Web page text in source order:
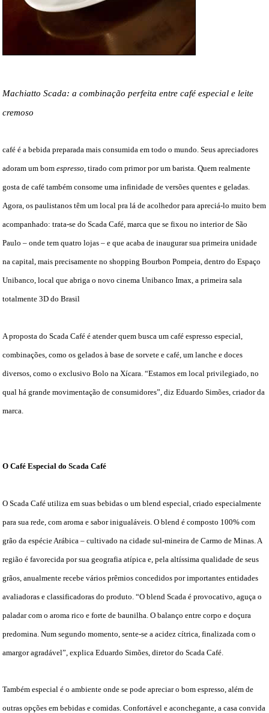
Machiatto Scada: a combinação perfeita entre café especial e leite
cremoso
café é a bebida preparada mais consumida em todo o mundo. Seus apreciadores
adoram um bomespresso , tirado com primor por um barista. Quem realmente
gosta de café também consome uma infinidade de versões quentes e geladas.
Agora, os paulistanos têm um local pra lá de acolhedor para apreciá-lo muito bem
acompanhado: trata-se do Scada Café, marca que se fixou no interior de São
Paulo – onde tem quatro lojas – e que acaba de inaugurar sua primeira unidade
na capital, mais precisamente no shopping Bourbon Pompeia, dentro do Espaço
Unibanco, local que abriga o novo cinema Unibanco Imax, a primeira sala
totalmente 3D do Brasil
A proposta do Scada Café é atender quem busca um café espresso especial,
combinações, como os gelados à base de sorvete e café, um lanche e doces
diversos, como o exclusivo Bolo na Xícara. “Estamos em local privilegiado, no
qual há grande movimentação de consumidores”, diz Eduardo Simões, criador da
marca.
O Café Especial do Scada Café
O Scada Café utiliza em suas bebidas o um blend especial, criado especialmente
para sua rede, com aroma e sabor inigualáveis. O blend é composto 100% com
grão da espécie Arábica – cultivado na cidade sul-mineira de Carmo de Minas. A
região é favorecida por sua geografia atípica e, pela altíssima qualidade de seus
grãos, anualmente recebe vários prêmios concedidos por importantes entidades
avaliadoras e classificadoras do produto. “O blend Scada é provocativo, aguça o
paladar com o aroma rico e forte de baunilha. O balanço entre corpo e doçura
predomina. Num segundo momento, sente-se a acidez cítrica, finalizada com o
amargor agradável”, explica Eduardo Simões, diretor do Scada Café.
Também especial é o ambiente onde se pode apreciar o bom espresso, além de
outras opções em bebidas e comidas. Confortável e aconchegante, a casa convida